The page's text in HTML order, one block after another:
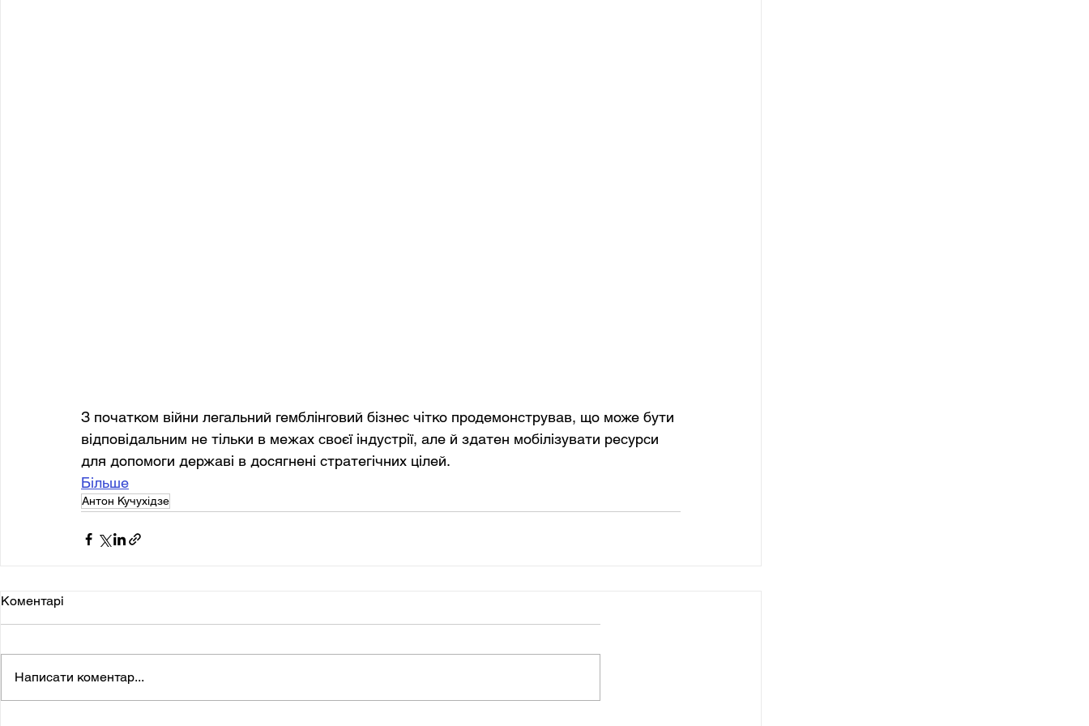
З початком війни легальний гемблінговий бізнес чітко продемонстрував, що може бути
відповідальним не тільки в межах своєї індустрії, але й здатен мобілізувати ресурси
для допомоги державі в досягнені стратегічних цілей.
Більше
Антон Кучухідзе
Коментарі
Написати коментар...